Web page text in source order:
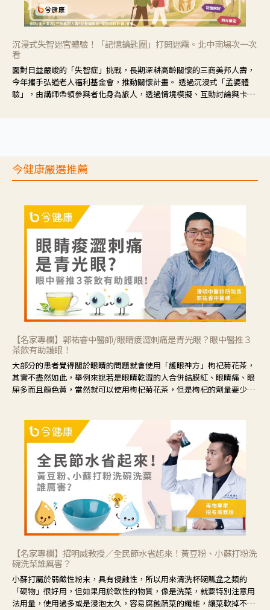
沉浸式失智迷宮體驗！「記憶鑰匙圈」打開迷霧。北中南場次一次
看
面對日益嚴峻的「失智症」挑戰，長期深耕高齡關懷的三商美邦人壽，
今年攜手弘道老人福利基金會，推動關懷計畫。 透過沉浸式「孟婆體
驗」，由講師帶領參與者化身為旅人，透過情境模擬、互動討論與卡牌
今健康嚴選推薦
【名家專欄】郭祐睿中醫師/眼睛痠澀刺痛是青光眼？眼中醫推３
茶飲有助護眼！
大部分的患者覺得關於眼睛的問題就會使用「護眼神方」枸杞菊花茶，
其實不盡然如此，舉例來說若是眼睛乾澀的人合併結膜紅、眼睛痛、眼
屎多而且顏色黃，當然就可以使用枸杞菊花茶，但是枸杞的劑量要少，
候就要使用菊花、金銀花來治療；假如單純的眼睛乾澀，結膜沒有紅，
眼睛周圍沒有眼屎，這種情況是屬於「陰虛」，就可以使用枸杞、蓮
藕、麥門冬、山藥等比較滋潤的藥材，效果就更顯著。
【名家專欄】招明威教授／全民節水省起來！黃豆粉、小蘇打粉洗
碗洗菜誰厲害？
小蘇打屬於弱鹼性粉末，具有侵蝕性，所以用來清洗杯碗瓢盆之類的
「硬物」很好用，但如果用於軟性的物質，像是洗菜，就要特別注意用
法用量，使用過多或是浸泡太久，容易腐蝕蔬菜的纖維，讓菜軟掉不清